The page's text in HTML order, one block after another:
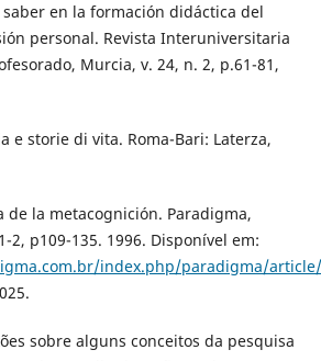
saber en la formación didáctica del
personal. Revista Interuniversitaria
Murcia, v. 24, n. 2, p.61-81,
e storie di vita. Roma-Bari: Laterza,
de la metacognición. Paradigma,
2, p109-135. 1996. Disponível em:
index.php/paradigma/
sobre alguns conceitos da pesquisa